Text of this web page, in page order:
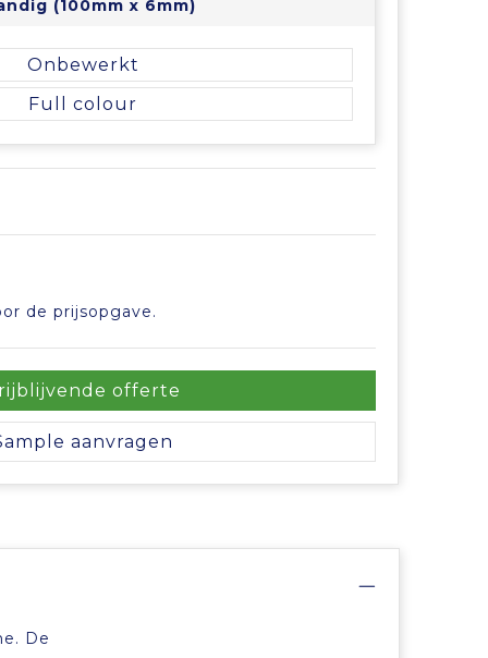
(100mm x 6mm)
Onbewerkt
Full colour
de prijsopgave.
offerte
aanvragen
De